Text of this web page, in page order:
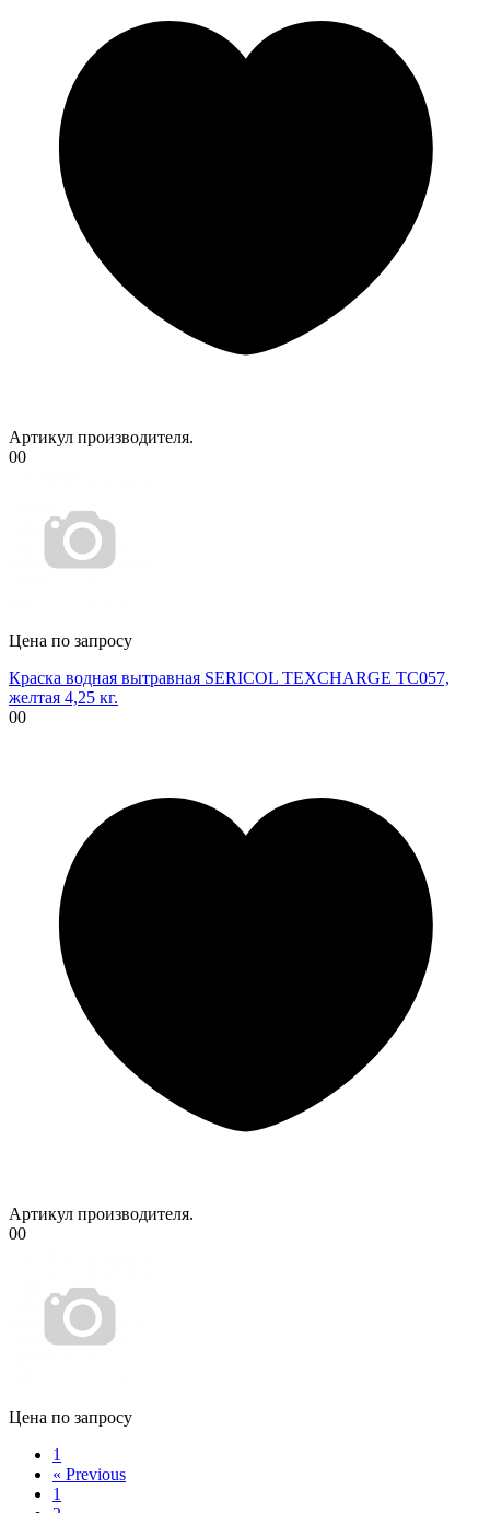
Артикул производителя.
00
Цена по запросу
Краска водная вытравная SERICOL TEXCHARGE TC057,
желтая 4,25 кг.
00
Артикул производителя.
00
Цена по запросу
1
« Previous
1